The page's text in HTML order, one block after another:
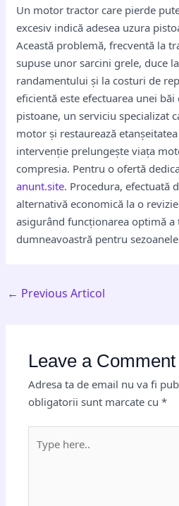
Un motor tractor care pierde
excesiv indică adesea uzura
Această problemă, frecventă la
supuse unor sarcini grele, duce
randamentului și la costuri de
eficientă este efectuarea unei
pistoane, un serviciu specializat
motor și restaurează
intervenție prelungește viața
compresia. Pentru o ofertă
anunt.site. Procedura, efectuată
alternativă economică la o
asigurând funcționarea optimă a
dumneavoastră pentru
← Previous Articol
Leave a Comment
Adresa ta de email nu va fi
obligatorii sunt marcate cu*
here..